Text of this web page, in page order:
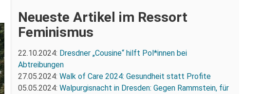
Neueste Artikel im Ressort
Feminismus
22.10.2024: Dresdner „Cousine“ hilft Pol*innen bei
Abtreibungen
27.05.2024: Walk of Care 2024: Gesundheit statt Profite
05.05.2024: Walpurgisnacht in Dresden: Gegen Rammstein, für